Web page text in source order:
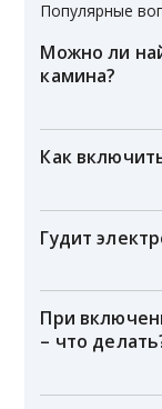
Популярные
Можно ли
камина?
Как
Гудит
При
– что